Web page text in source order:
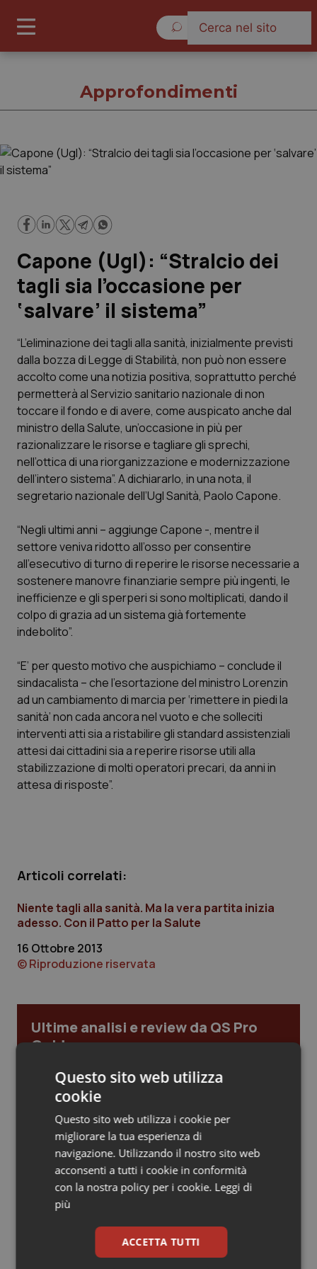
Governo e Parlamento
Regioni e Asl
Lavoro e Professioni
Scienza e Farmaci
Studi e Analisi
Lettere al direttore
Edizioni Regionali
QS Pro
Professionisti Sanitari.AI
Abruzzo
Basilicata
Campania
Emilia-Romagna
Friuli Venezia Giulia
Lazio
Marche
Molise
Piemonte
Puglia
Sardegna
Sicilia
Toscana
QS Pro Gold
Artrite & artrosi
Car-T
Colesterolo & coronaropatie
Dermatite Atopica
Diabete & glucometri
Donna & Salute
Epatiti
HIV
Malattie rare
Malattia di Crohn & Rettocolite Ulcerosa
Neuroscienze & patologie neurodegenerative
Obesità
Oftalmologia
QS Club Newsletter
Approfondimenti
Capone (Ugl): “Stralcio dei
tagli sia l’occasione per
‘salvare’ il sistema”
“L’eliminazione dei tagli alla sanità, inizialmente previsti
dalla bozza di Legge di Stabilità, non può non essere
accolto come una notizia positiva, soprattutto perché
permetterà al Servizio sanitario nazionale di non
toccare il fondo e di avere, come auspicato anche dal
ministro della Salute, un’occasione in più per
razionalizzare le risorse e tagliare gli sprechi,
nell’ottica di una riorganizzazione e modernizzazione
dell’intero sistema”. A dichiararlo, in una nota, il
segretario nazionale dell’Ugl Sanità, Paolo Capone.
“Negli ultimi anni – aggiunge Capone -, mentre il
settore veniva ridotto all’osso per consentire
all’esecutivo di turno di reperire le risorse necessarie a
sostenere manovre finanziarie sempre più ingenti, le
inefficienze e gli sperperi si sono moltiplicati, dando il
colpo di grazia ad un sistema già fortemente
indebolito”.
“E’ per questo motivo che auspichiamo – conclude il
sindacalista – che l’esortazione del ministro Lorenzin
ad un cambiamento di marcia per ‘rimettere in piedi la
sanità’ non cada ancora nel vuoto e che solleciti
interventi atti sia a ristabilire gli standard assistenziali
attesi dai cittadini sia a reperire risorse utili alla
stabilizzazione di molti operatori precari, da anni in
attesa di risposte”.
Articoli correlati:
Niente tagli alla sanità. Ma la vera partita inizia
adesso. Con il Patto per la Salute
16 Ottobre 2013
© Riproduzione riservata
Ultime analisi e review da QS Pro
Gold
Cloud sanitario: infrastrutture,
compliance, GDPR e Risk management
Gestione dell'Ipertensione resistente:
dalle Linee Guida alle terapie innovative
modelli di responsabilità e autonomia
Questo sito web utilizza
cookie
Questo sito web utilizza i cookie per
migliorare la tua esperienza di
navigazione. Utilizzando il nostro sito web
acconsenti a tutti i cookie in conformità
con la nostra policy per i cookie. Leggi di
più
ACCETTA TUTTI